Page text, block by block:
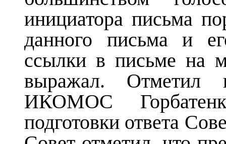
инициатора письма
данного письма и
ссылки в письме на
выражал. Отметил
ИКОМОС
подготовки ответа